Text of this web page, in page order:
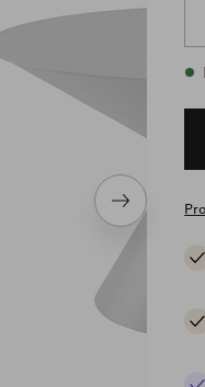
Nächstes
Produkt